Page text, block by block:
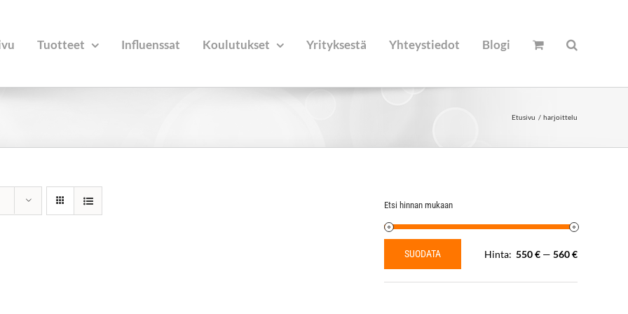
Tuotteet Influenssat Koulutukset Yrityksestä Yhteystiedot Blogi
Etusivu harjoittelu
Etsi hinnan mukaan
Minimihinta
Maksimihinta
SUODATA Hinta: 550 € — 560 €